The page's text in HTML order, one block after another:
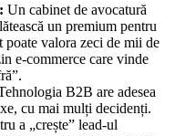
Un cabinet de avocatură
un premium pentru
poate valora zeci de mii de
e-commerce care vinde
B2B are adesea
cu mai mulți decidenți.
a „crește” lead-ul